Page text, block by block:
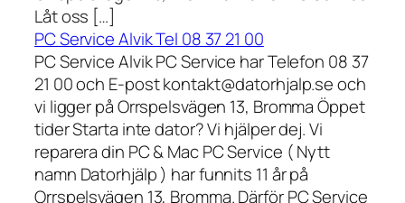
Låt oss […]
PC Service Alvik Tel 08 37 21 00
PC Service Alvik PC Service har Telefon 08 37
21 00 och E-post kontakt@datorhjalp.se och
vi ligger på Orrspelsvägen 13, Bromma Öppet
tider Starta inte dator? Vi hjälper dej. Vi
reparera din PC & Mac PC Service ( Nytt
namn Datorhjälp ) har funnits 11 år på
Orrspelsvägen 13, Bromma. Därför PC Service